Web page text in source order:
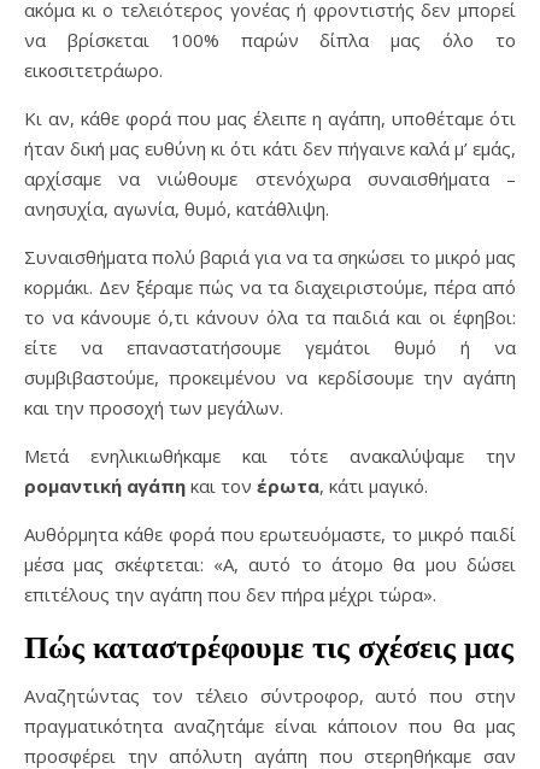
ακόμα κι ο τελειότερος γονέας ή φροντιστής δεν μπορεί
να βρίσκεται 100% παρών δίπλα μας όλο το
εικοσιτετράωρο.
Κι αν, κάθε φορά που μας έλειπε η αγάπη, υποθέταμε ότι
ήταν δική μας ευθύνη κι ότι κάτι δεν πήγαινε καλά μ’ εμάς,
αρχίσαμε να νιώθουμε στενόχωρα συναισθήματα –
ανησυχία, αγωνία, θυμό, κατάθλιψη.
Συναισθήματα πολύ βαριά για να τα σηκώσει το μικρό μας
κορμάκι. Δεν ξέραμε πώς να τα διαχειριστούμε, πέρα από
το να κάνουμε ό,τι κάνουν όλα τα παιδιά και οι έφηβοι:
είτε να επαναστατήσουμε γεμάτοι θυμό ή να
συμβιβαστούμε, προκειμένου να κερδίσουμε την αγάπη
και την προσοχή των μεγάλων.
Μετά ενηλικιωθήκαμε και τότε ανακαλύψαμε την
ρομαντική αγάπη και τον έρωτα, κάτι μαγικό.
Αυθόρμητα κάθε φορά που ερωτευόμαστε, το μικρό παιδί
μέσα μας σκέφτεται: «Α, αυτό το άτομο θα μου δώσει
επιτέλους την αγάπη που δεν πήρα μέχρι τώρα».
Πώς καταστρέφουμε τις σχέσεις μας
Αναζητώντας τον τέλειο σύντροφορ, αυτό που στην
πραγματικότητα αναζητάμε είναι κάποιον που θα μας
προσφέρει την απόλυτη αγάπη που στερηθήκαμε σαν